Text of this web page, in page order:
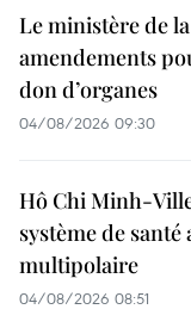
Le ministère de
amendements
don d’organes
04/08/2026 09:30
Hô Chi Minh-
système de
multipolaire
04/08/2026 08:51